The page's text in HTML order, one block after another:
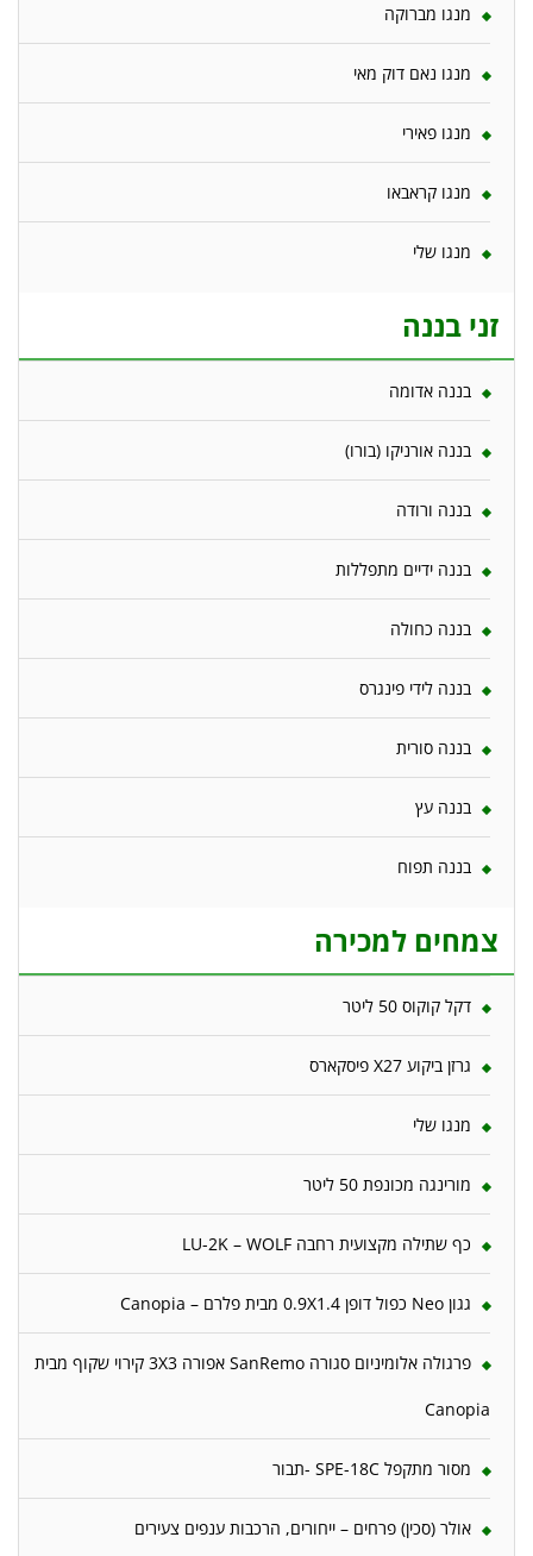
מנגו מברוקה
מנגו נאם דוק מאי
מנגו פאירי
מנגו קראבאו
מנגו שלי
זני בננה
בננה אדומה
בננה אורניקו (בורו)
בננה ורודה
בננה ידיים מתפללות
בננה כחולה
בננה לידי פינגרס
בננה סורית
בננה עץ
בננה תפוח
צמחים למכירה
דקל קוקוס 50 ליטר
גרזן ביקוע X27 פיסקארס
מנגו שלי
מורינגה מכונפת 50 ליטר
כף שתילה מקצועית רחבה LU-2K – WOLF
גגון Neo כפול דופן 0.9X1.4 מבית פלרם – Canopia
פרגולה אלומיניום סגורה SanRemo אפורה 3X3 קירוי שקוף מבית
Canopia
מסור מתקפל SPE-18C -תבור
אולר (סכין) פרחים – ייחורים, הרכבות ענפים צעירים